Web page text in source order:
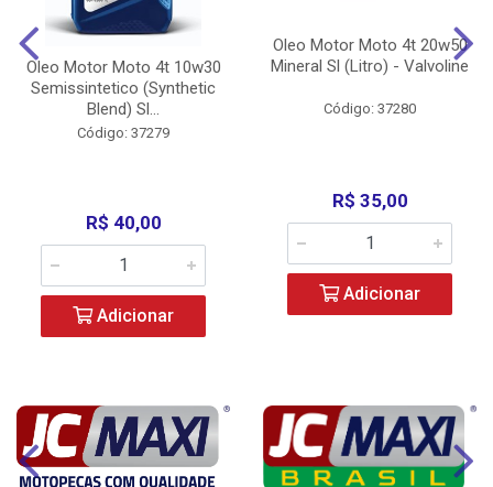
Oleo Motor Moto 4t 10w30
Semissintetico (Synthetic
Blend) Sl...
Código: 37279
R$ 40,00
Adicionar
Oleo Motor Moto 4t 20w50
Mineral Sl (Litro) - Valvoline
Código: 37280
R$ 35,00
Adicionar